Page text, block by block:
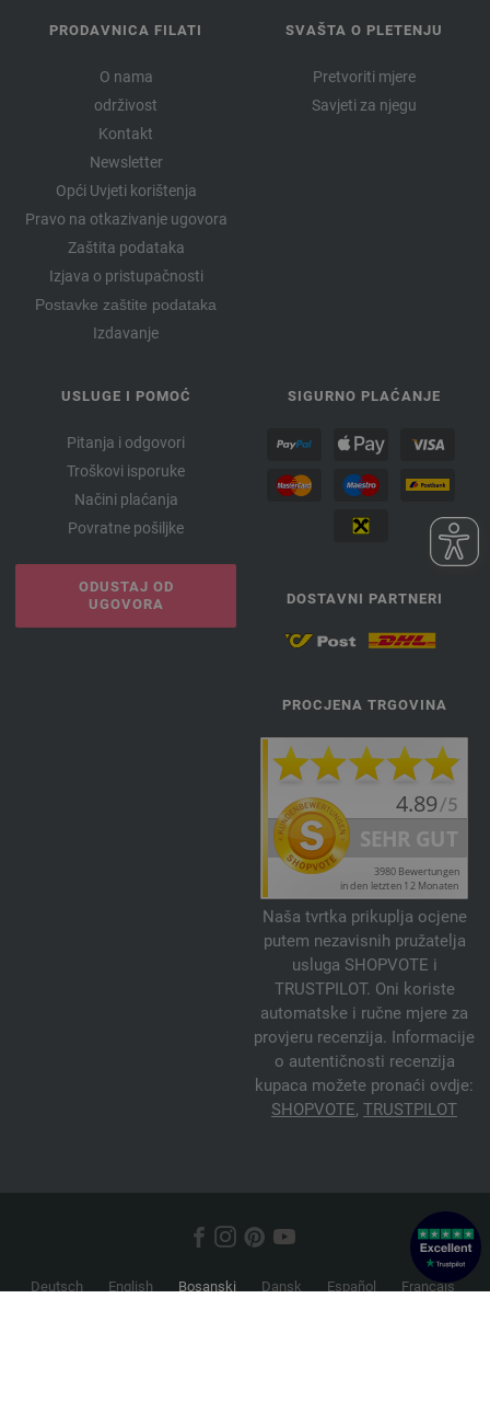
PRODAVNICA FILATI
O nama
održivost
Kontakt
Newsletter
Opći Uvjeti korištenja
Pravo na otkazivanje ugovora
Zaštita podataka
Izjava o pristupačnosti
Postavke zaštite podataka
Izdavanje
SVAŠTA O PLETENJU
Pretvoriti mjere
Savjeti za njegu
USLUGE I POMOĆ
Pitanja i odgovori
Troškovi isporuke
Načini plaćanja
Povratne pošiljke
ODUSTAJ OD
UGOVORA
SIGURNO PLAĆANJE
DOSTAVNI PARTNERI
PROCJENA TRGOVINA
Naša tvrtka prikuplja ocjene
putem nezavisnih pružatelja
usluga SHOPVOTE i
TRUSTPILOT. Oni koriste
automatske i ručne mjere za
provjeru recenzija. Informacije
o autentičnosti recenzija
kupaca možete pronaći ovdje:
SHOPVOTE, TRUSTPILOT
Deutsch English Bosanski Dansk Español
Français